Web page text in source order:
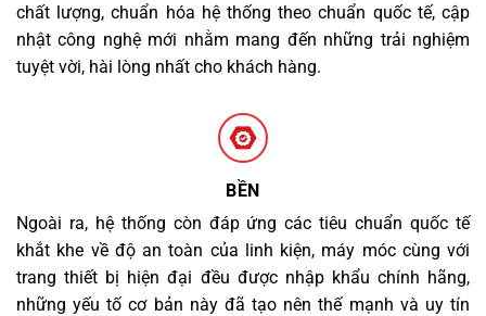
chất lượng, chuẩn hóa hệ thống theo chuẩn quốc tế, cập
nhật công nghệ mới nhằm mang đến những trải nghiệm
tuyệt vời, hài lòng nhất cho khách hàng.
BỀN
Ngoài ra, hệ thống còn đáp ứng các tiêu chuẩn quốc tế
khắt khe về độ an toàn của linh kiện, máy móc cùng với
trang thiết bị hiện đại đều được nhập khẩu chính hãng,
những yếu tố cơ bản này đã tạo nên thế mạnh và uy tín